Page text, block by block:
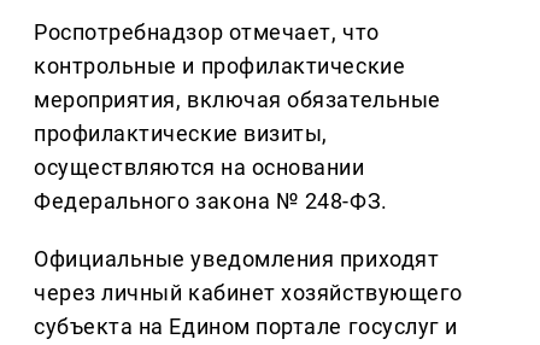
Роспотребнадзор отмечает, что
контрольные и профилактические
мероприятия, включая обязательные
профилактические визиты,
осуществляются на основании
Федерального закона № 248-ФЗ.
Официальные уведомления приходят
через личный кабинет хозяйствующего
субъекта на Едином портале госуслуг и